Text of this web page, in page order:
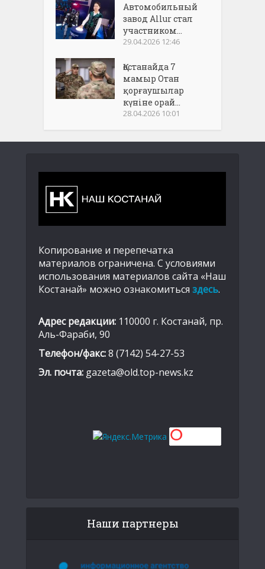
Автомобильный
завод Allur стал
участником...
29.04.2026 12:46
Қостанайда 7
мамыр Отан
қорғаушылар
күніне орай...
28.04.2026 10:01
Копирование и перепечатка
материалов ограничена. С условиями
использования материалов сайта «Наш
Костанай» можно ознакомиться здесь.
Адрес редакции: 110000 г. Костанай, пр.
Аль-Фараби, 90
Телефон/факс:8 (7142) 54-27-53
Эл. почта: gazeta@old.top-news.kz
Наши партнеры